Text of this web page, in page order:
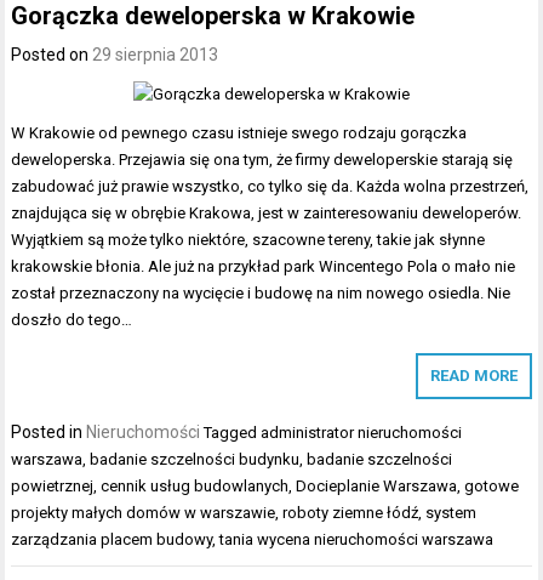
Gorączka deweloperska w Krakowie
Posted on 29 sierpnia 2013
W Krakowie od pewnego czasu istnieje swego rodzaju gorączka
deweloperska. Przejawia się ona tym, że firmy deweloperskie starają się
zabudować już prawie wszystko, co tylko się da. Każda wolna przestrzeń,
znajdująca się w obrębie Krakowa, jest w zainteresowaniu deweloperów.
Wyjątkiem są może tylko niektóre, szacowne tereny, takie jak słynne
krakowskie błonia. Ale już na przykład park Wincentego Pola o mało nie
został przeznaczony na wycięcie i budowę na nim nowego osiedla. Nie
doszło do tego…
READ MORE
Posted in Nieruchomości Taggedadministrator nieruchomości
warszawa, badanie szczelności budynku, badanie szczelności
powietrznej,cennik usług budowlanych,Docieplanie Warszawa,gotowe
projekty małych domów w warszawie,roboty ziemne łódź, system
zarządzania placem budowy,tania wycena nieruchomości warszawa